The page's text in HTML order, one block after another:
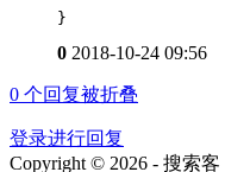
}
0 2018-10-24 09:56
0 个回复被折叠
登录进行回复
Copyright © 2026 - 搜索